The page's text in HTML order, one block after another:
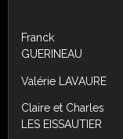
Franck
GUERINEAU
Valérie LAVAURE
Claire et Charles
LES EISSAUTIER